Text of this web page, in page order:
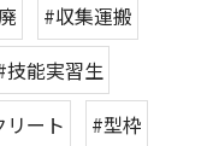
#収集運搬
技能実習生
ート
#型枠